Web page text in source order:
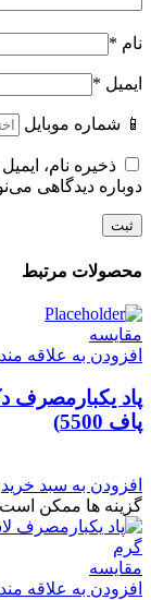
نام *
ایمیل *
📱 شماره موبایل
ذخیره نام،
دوباره دیدگاهی
محصولات مرتبط
مقایسه
افزودن به علاقه
پاف 5500)
افزودن به سبد خرید
گزینه ها ممکن
مقایسه
افزودن به علاقه